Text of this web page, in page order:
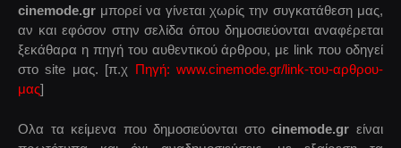
cinemode.gr μπορεί να γίνεται χωρίς την συγκατάθεση μας,
αν και εφόσον στην σελίδα όπου δημοσιεύονται αναφέρεται
ξεκάθαρα η πηγή του αυθεντικού άρθρου, με link που οδηγεί
στο site μας. [π.χ Πηγή: www.cinemode.gr/link-του-αρθρου-
μας]
Ολα τα κείμενα που δημοσιεύονται στοcinemode.gr είναι